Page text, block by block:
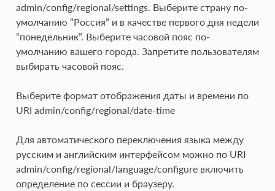
admin/config/regional/settings. Выберите страну по-
умолчанию “Россия” и в качестве первого дня недели
“понедельник”. Выберите часовой пояс по-
умолчанию вашего города. Запретите пользователям
выбирать часовой пояс.
Выберите формат отображения даты и времени по
URI admin/config/regional/date-time
Для автоматического переключения языка между
русским и английским интерфейсом можно по URI
admin/config/regional/language/configure включить
определение по сессии и браузеру.